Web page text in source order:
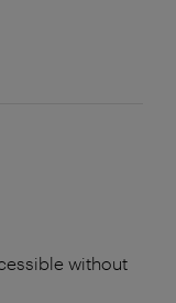
without